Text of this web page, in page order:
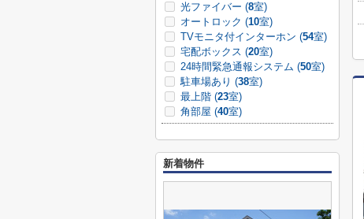
光ファイバー (8室)
オートロック (10室)
TVモニタ付インターホン (54室)
宅配ボックス (20室)
24時間緊急通報システム (50室)
駐車場あり (38室)
最上階 (23室)
角部屋 (40室)
新着物件